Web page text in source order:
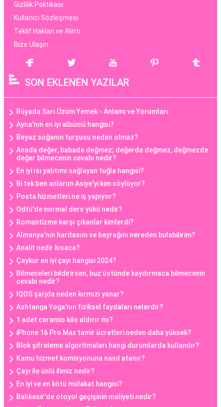
Gizlilik Politikası
Kullanıcı Sözleşmesi
Teklif Hakları ve Alıntı
Bize Ulaşın
SON EKLENEN YAZILAR
Rüyada Sarı Üzüm Yemek - Anlamı ve Yorumları
Ayna'nın en iyi albümü hangisi?
Beyaz soğanın turşusu neden olmaz?
Anada değer, babada değmez; değerde değmez, değmezde
değer bilmecenin cevabı nedir?
En iyi ısı yalıtımı sağlayan tuğla hangisi?
Bi tek ben anlarım Asiye'yi kim söylüyor?
Posta hizmetleri ne iş yapıyor?
Odtü'de normal ders yükü nedir?
Romantizme karşı çıkanlar kimlerdi?
Almanya'nın haritasını ve bayrağını nereden bulabilirim?
Analit nedir kısaca?
Çaykur en iyi çayı hangisi 2024?
Bilmeceleri bildirirsen, buz üstünde kaydırmaca bilmecenin
cevabı nedir?
IQOS şarjda neden kırmızı yanar?
Ashtanga Yoga'nın fiziksel faydaları nelerdir?
1 adet caramio kilo aldırır mı?
iPhone 16 Pro Max tamir ücretleri neden daha yüksek?
Blok şifreleme algoritmaları hangi durumlarda kullanılır?
Kamu hizmet komisyonuna nasıl atanır?
Çayı ile ünlü ilimiz nedir?
En iyi ve en kötü mülakat hangisi?
Balıkesir'de otoyol geçişinin maliyeti nedir?